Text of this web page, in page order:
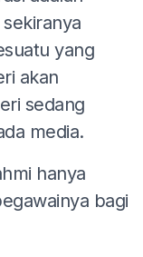
yang
akan
sedang
media.
hanya
bagi